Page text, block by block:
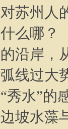
苏州人
么哪？
沿岸，
线过大
秀水”的
坡水藻